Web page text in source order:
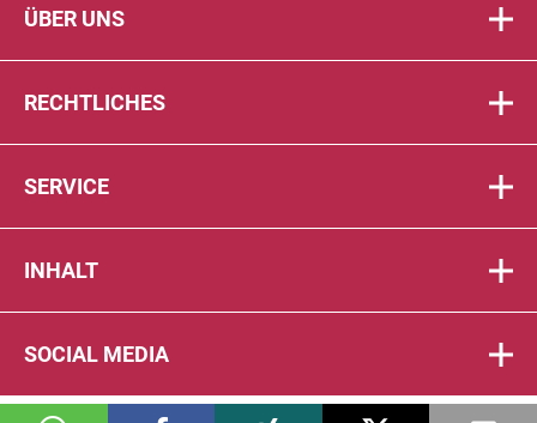
ÜBER UNS
RECHTLICHES
SERVICE
INHALT
SOCIAL MEDIA